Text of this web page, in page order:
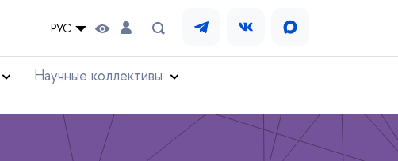
РУС
Научные коллективы